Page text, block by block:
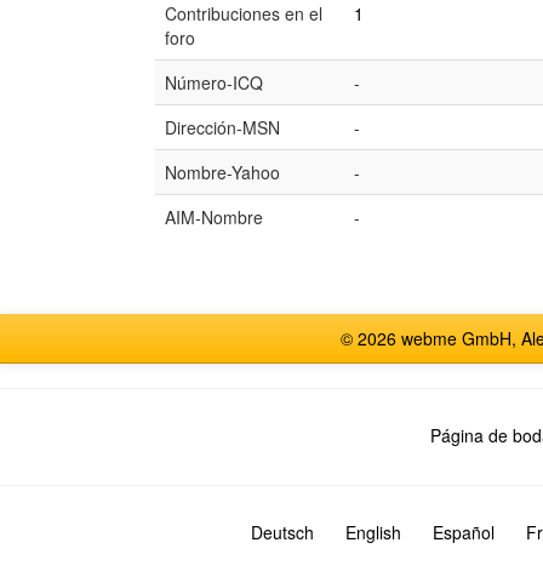
Contribuciones en el
foro
1
Número-ICQ
-
Dirección-MSN
-
Nombre-Yahoo
-
AIM-Nombre
-
© 2026 webme GmbH,
Página de
Deutsch English Español